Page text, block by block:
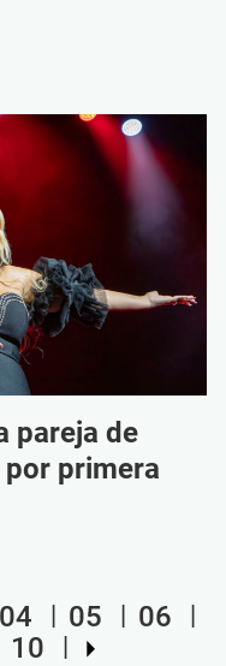
pareja de
por primera
04 05
06
10